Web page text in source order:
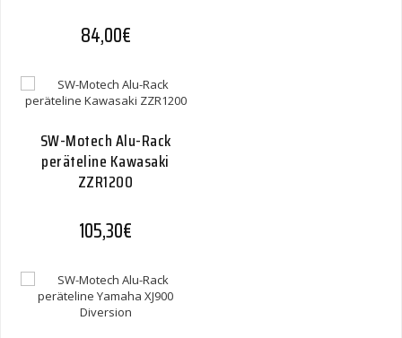
84,00€
SW-Motech Alu-Rack
peräteline Kawasaki
ZZR1200
105,30€